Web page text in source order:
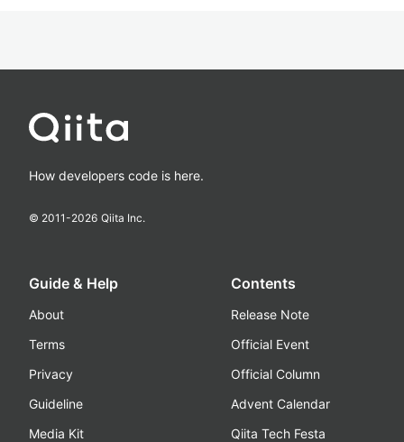
How developers code is here.
© 2011-2026 Qiita Inc.
Guide & Help
About
Terms
Privacy
Guideline
Media Kit
Contents
Release Note
Official Event
Official Column
Advent Calendar
Qiita Tech Festa